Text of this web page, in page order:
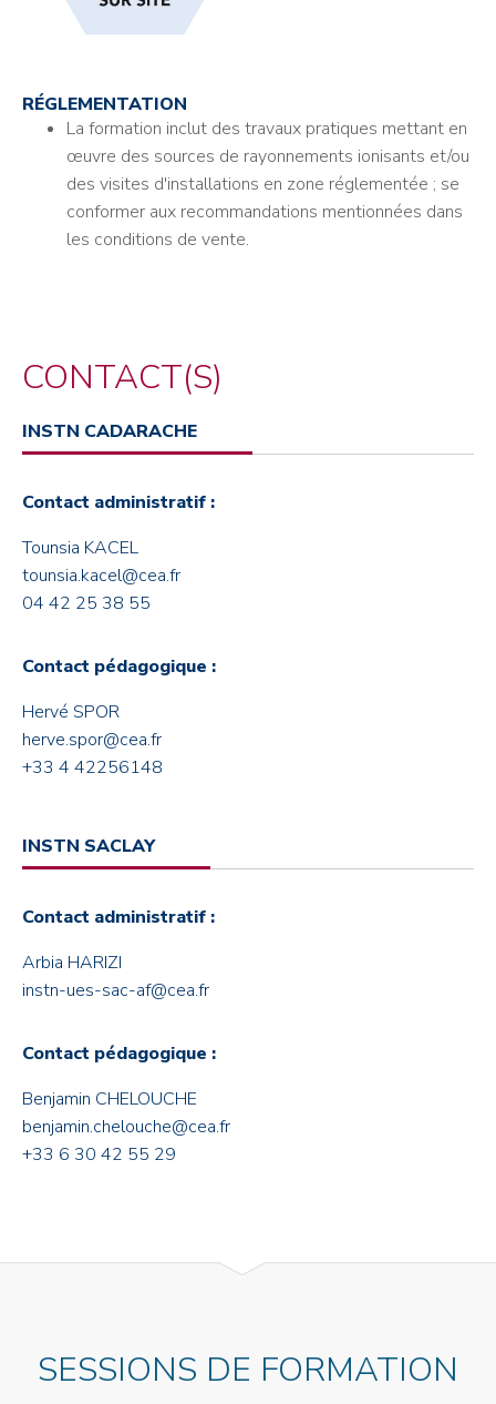
RÉGLEMENTATION
La formation inclut des travaux pratiques mettant en
œuvre des sources de rayonnements ionisants et/ou
des visites d'installations en zone réglementée ; se
conformer aux recommandations mentionnées dans
les conditions de vente.
CONTACT(S)
INSTN CADARACHE
Contact administratif :
Tounsia KACEL
tounsia.kacel@cea.fr
04 42 25 38 55
Contact pédagogique :
Hervé SPOR
herve.spor@cea.fr
+33 4 42256148
INSTN SACLAY
Contact administratif :
Arbia HARIZI
instn-ues-sac-af@cea.fr
Contact pédagogique :
Benjamin CHELOUCHE
benjamin.chelouche@cea.fr
+33 6 30 42 55 29
SESSIONS DE FORMATION